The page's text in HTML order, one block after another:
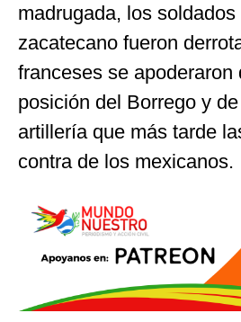
madrugada, los
zacatecano fueron
franceses se apoderaron
posición del Borrego y
artillería que más tarde
contra de los mexicanos.